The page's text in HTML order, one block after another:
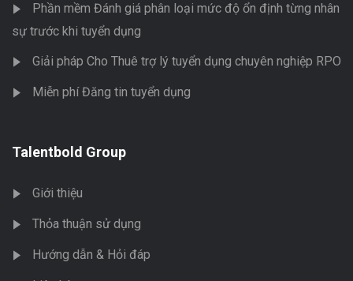
Phần mềm Đánh giá phân loại mức độ ổn định từng nhân
sự trước khi tuyển dụng
Giải pháp Cho Thuê trợ lý tuyển dụng chuyên nghiệp RPO
Miễn phí Đăng tin tuyển dụng
Talentbold Group
Giới thiệu
Thỏa thuận sử dụng
Hướng dẫn & Hỏi đáp